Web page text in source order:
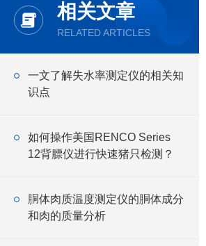
相关文章
RELATED ARTICLES
一文了解失水率测定仪的相关知
识点
如何操作美国RENCO Series
12背膘仪进行快速猪只检测？
胴体肉质温度测定仪的胴体成分
和肉的质量分析